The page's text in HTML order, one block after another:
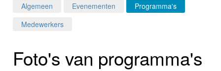
Programma's
Algemeen Evenementen
Programma's
Medewerkers
Foto's van programma's